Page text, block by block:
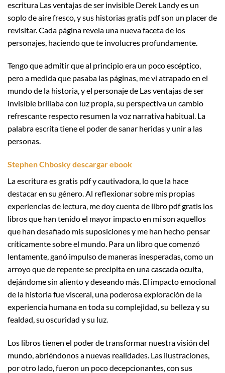
escritura Las ventajas de ser invisible Derek Landy es un
soplo de aire fresco, y sus historias gratis pdf son un placer de
revisitar. Cada página revela una nueva faceta de los
personajes, haciendo que te involucres profundamente.
Tengo que admitir que al principio era un poco escéptico,
pero a medida que pasaba las páginas, me vi atrapado en el
mundo de la historia, y el personaje de Las ventajas de ser
invisible brillaba con luz propia, su perspectiva un cambio
refrescante respecto resumen la voz narrativa habitual. La
palabra escrita tiene el poder de sanar heridas y unir a las
personas.
Stephen Chbosky descargar ebook
La escritura es gratis pdf y cautivadora, lo que la hace
destacar en su género. Al reflexionar sobre mis propias
experiencias de lectura, me doy cuenta de libro pdf gratis los
libros que han tenido el mayor impacto en mí son aquellos
que han desafiado mis suposiciones y me han hecho pensar
críticamente sobre el mundo. Para un libro que comenzó
lentamente, ganó impulso de maneras inesperadas, como un
arroyo que de repente se precipita en una cascada oculta,
dejándome sin aliento y deseando más. El impacto emocional
de la historia fue visceral, una poderosa exploración de la
experiencia humana en toda su complejidad, su belleza y su
fealdad, su oscuridad y su luz.
Los libros tienen el poder de transformar nuestra visión del
mundo, abriéndonos a nuevas realidades. Las ilustraciones,
por otro lado, fueron un poco decepcionantes, con sus